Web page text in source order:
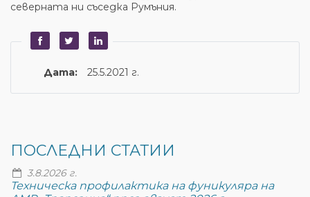
северната ни съседка Румъния.
Дата: 25.5.2021 г.
ПОСЛЕДНИ СТАТИИ
3.8.2026 г.
Техническа профилактика на фуникуляра на